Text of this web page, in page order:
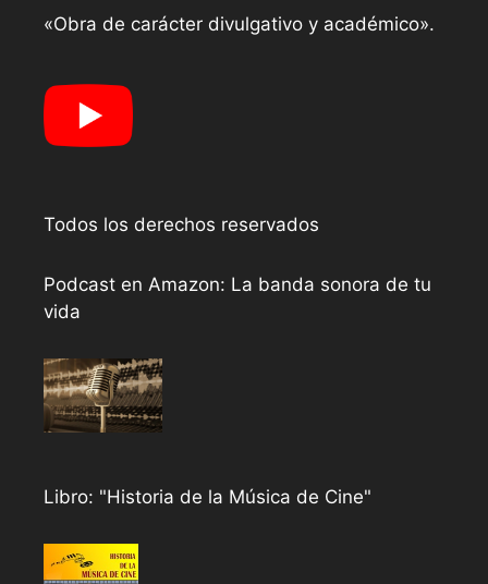
«Obra de carácter divulgativo y académico».
Todos los derechos reservados
Podcast en Amazon: La banda sonora de tu
vida
Libro: "Historia de la Música de Cine"